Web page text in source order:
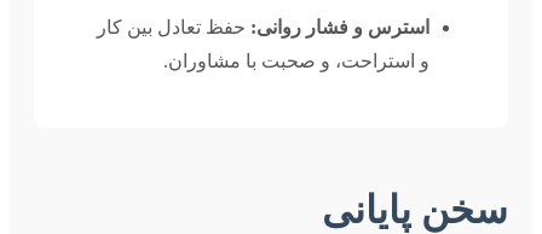
استرس و فشار روانی: حفظ تعادل بین کار
و استراحت، و صحبت با مشاوران.
سخن پایانی